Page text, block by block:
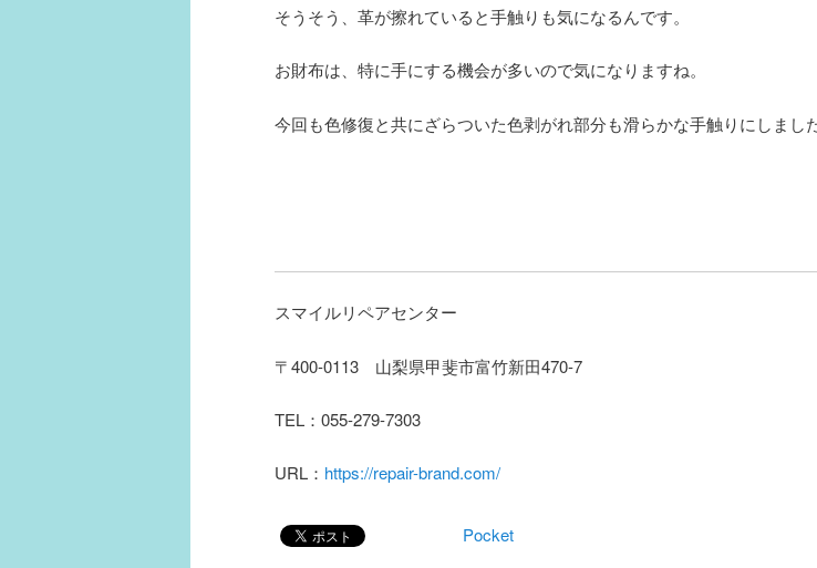
そうそう、革が擦れていると手触りも気になるんです。
お財布は、特に手にする機会が多いので気になりますね。
今回も色修復と共にざらついた色剥がれ部分も滑らかな手触りにしました
スマイルリペアセンター
〒400-0113 山梨県甲斐市富竹新田470-7
TEL：055-279-7303
URL： https://repair-brand.com/
Pocket